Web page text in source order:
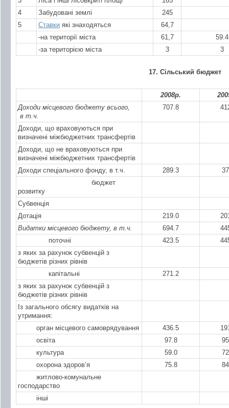
4
Забудовані землі
245
5
Ставки які знаходяться
64,7
-на території міста
61,7
59.4
-за територією міста
3 3
17. Сільський бюджет
2008р.
Доходи місцевого бюджету всього,
в т.ч.
707.8
Доходи, що враховуються при
визначені міжбюджетних трансфертів
Доходи, що не враховуються при
визначені міжбюджетних трансфертів
Доходи спеціального фонду, в т.ч.
289.3
бюджет
розвитку
Субвенція
Дотація
219.0
Видатки місцевого бюджету, в т.ч.
694.7
поточні
423.5
з яких за рахунок субвенцій з
бюджетів різних рівнів
капітальні
271.2
з яких за рахунок субвенцій з
бюджетів різних рівнів
Із загального обсягу видатків на
утримання:
орган місцевого самоврядування
436.5
освіта
97.8
культура
59.0
охорона здоров’я
75.8
житлово-комунальне
господарство
інші